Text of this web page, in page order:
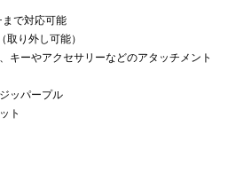
で対応可能
り外し可能）
キーやアクセサリーなどのアタッチメント
ッパープル
ト